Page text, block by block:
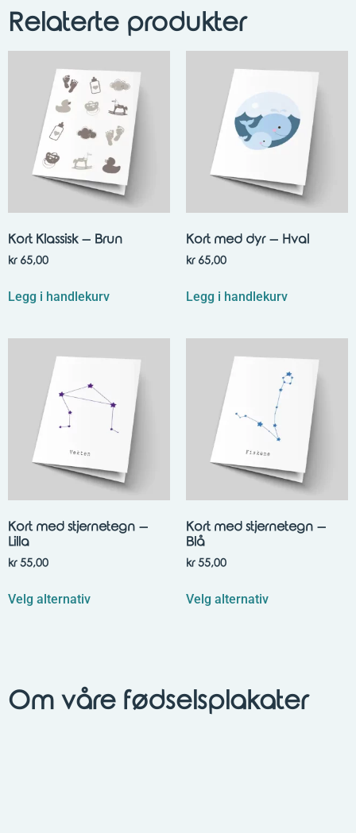
Relaterte produkter
Kort Klassisk – Brun
kr65,00
Legg i handlekurv
Kort med dyr – Hval
kr65,00
Legg i handlekurv
Kort med stjernetegn –
Lilla
kr55,00
Velg alternativ
Kort med stjernetegn –
Blå
kr55,00
Velg alternativ
Om våre fødselsplakater